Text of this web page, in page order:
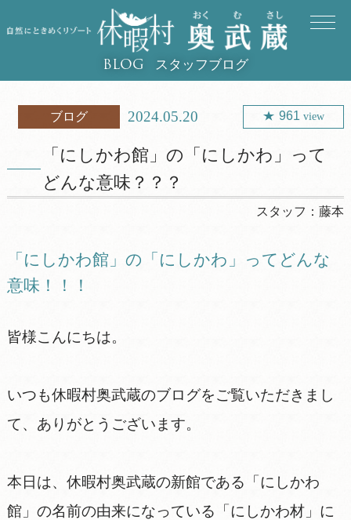
BLOG スタッフブログ
ブログ 2024.05.20 961 view
「にしかわ館」の「にしかわ」って
どんな意味？？？
スタッフ：藤本
「にしかわ館」の「にしかわ」ってどんな
意味！！！
皆様こんにちは。
いつも休暇村奥武蔵のブログをご覧いただきまし
て、ありがとうございます。
本日は、休暇村奥武蔵の新館である「にしかわ
館」の名前の由来になっている「にしかわ材」に